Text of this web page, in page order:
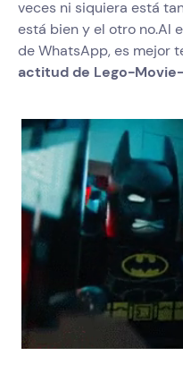
veces ni siquiera está
está bien y el otro no.Al
de WhatsApp, es mejor
actitud de Lego-